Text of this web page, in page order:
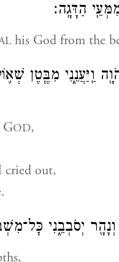
הַדָּגָֽה׃
his God from the
וַֽיַּעֲנֵ֑נִי מִבֶּ֧טֶן
GOD,
cried out,
יְסֹבְבֵ֑נִי